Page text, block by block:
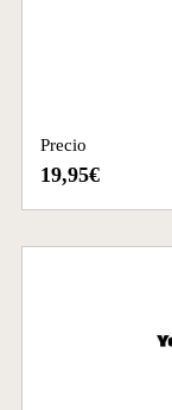
Precio
19,95€